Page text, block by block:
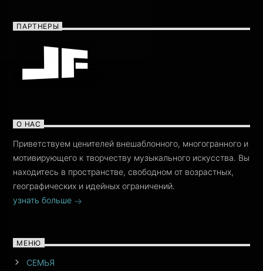
ПАРТНЕРЫ
О НАС
Приветствуем ценителей внешаблонного, многогранного и
мотивирующего к творчеству музыкального искусства. Вы
находитесь в пространстве, свободном от возрастных,
географических и идейных ограничений.
узнать больше
МЕНЮ
СЕМЬЯ